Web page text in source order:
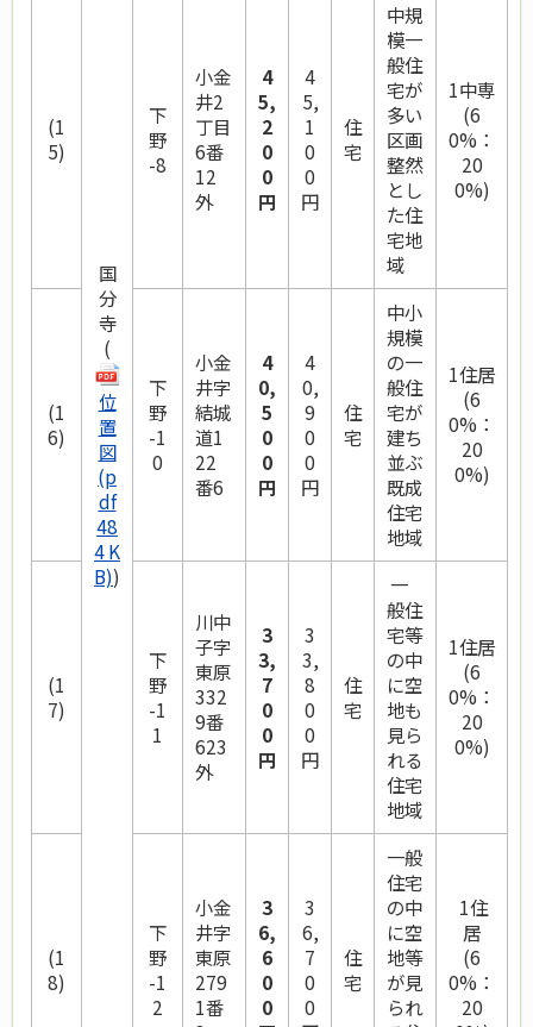
国
分
寺
(
位
置
図
(p
df
48
4 K
B))
(1
5)
下
野
-8
小金
井2
丁目
6番
12
外
4
5,
2
0
0
円
4
5,
1
0
0
円
住
宅
中規
模一
般住
宅が
多い
区画
整然
とし
た住
宅地
域
1中専
(6
0%：
20
0%)
(1
6)
下
野
-1
0
小金
井字
結城
道1
22
番6
4
0,
5
0
0
円
4
0,
9
0
0
円
住
宅
中小
規模
の一
般住
宅が
建ち
並ぶ
既成
住宅
地域
1住居
(6
0%：
20
0%)
(1
7)
下
野
-1
1
川中
子字
東原
332
9番
623
外
3
3,
7
0
0
円
3
3,
8
0
0
円
住
宅
一
般住
宅等
の中
に空
地も
見ら
れる
住宅
地域
1住居
(6
0%：
20
0%)
(1
8)
下
野
-1
2
小金
井字
東原
279
1番
3
6,
6
0
0
3
6,
7
0
0
住
宅
一般
住宅
の中
に空
地等
が見
られ
1住
居
(6
0%：
20